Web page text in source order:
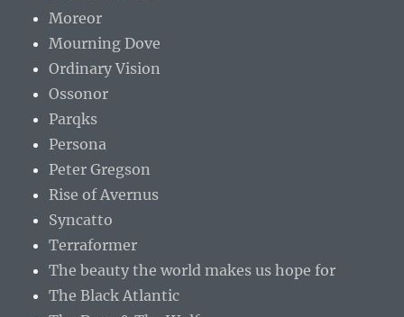
Moreor
Mourning Dove
Ordinary Vision
Ossonor
Parqks
Persona
Peter Gregson
Rise of Avernus
Syncatto
Terraformer
The beauty the world makes us hope for
The Black Atlantic